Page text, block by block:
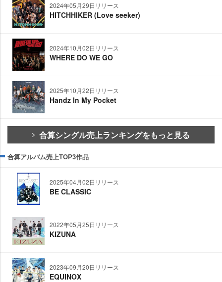
2024年05月29日リリース
HITCHHIKER (Love seeker)
2024年10月02日リリース
WHERE DO WE GO
2025年10月22日リリース
Handz In My Pocket
合算シングル売上ランキングをもっと見る
合算アルバム売上TOP3作品
2025年04月02日リリース
BE CLASSIC
2022年05月25日リリース
KIZUNA
2023年09月20日リリース
EQUINOX